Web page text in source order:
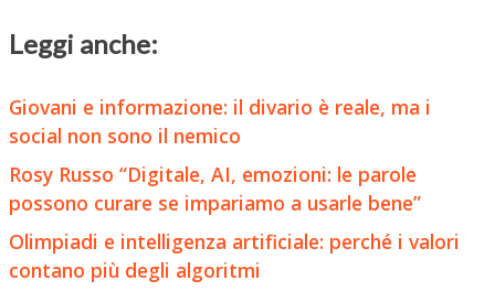
Leggi anche:
Giovani e informazione: il divario è reale, ma i
social non sono il nemico
Rosy Russo “Digitale, AI, emozioni: le parole
possono curare se impariamo a usarle bene”
Olimpiadi e intelligenza artificiale: perché i valori
contano più degli algoritmi